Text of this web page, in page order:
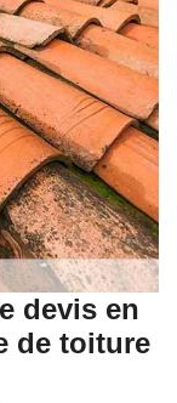
devis en
de toiture